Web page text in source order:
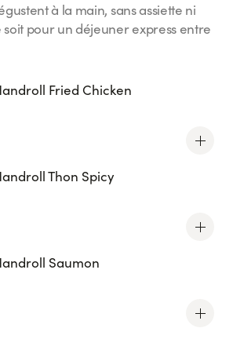
à la main, sans assiette ni
pour un déjeuner express entre
à emporter dans le train ou un
gourmand. Découvrez nos 4
Fried Chicken
Thon Spicy
Saumon